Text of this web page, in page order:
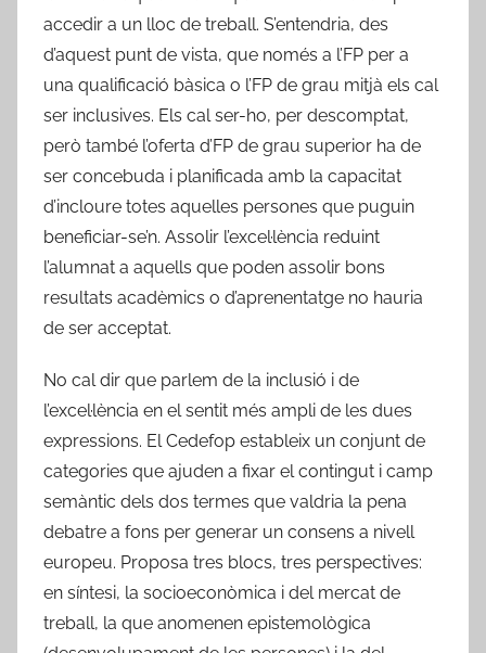
accedir a un lloc de treball. S’entendria, des
d’aquest punt de vista, que només a l’FP per a
una qualificació bàsica o l’FP de grau mitjà els cal
ser inclusives. Els cal ser-ho, per descomptat,
però també l’oferta d’FP de grau superior ha de
ser concebuda i planificada amb la capacitat
d’incloure totes aquelles persones que puguin
beneficiar-se’n. Assolir l’excel·lència reduint
l’alumnat a aquells que poden assolir bons
resultats acadèmics o d’aprenentatge no hauria
de ser acceptat.
No cal dir que parlem de la inclusió i de
l’excel·lència en el sentit més ampli de les dues
expressions. El Cedefop estableix un conjunt de
categories que ajuden a fixar el contingut i camp
semàntic dels dos termes que valdria la pena
debatre a fons per generar un consens a nivell
europeu. Proposa tres blocs, tres perspectives:
en síntesi, la socioeconòmica i del mercat de
treball, la que anomenen epistemològica